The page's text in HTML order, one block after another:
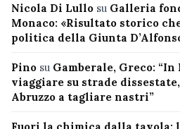
Nicola Di Lullo su Galleria
Monaco: «Risultato storico
politica della Giunta
Pino su Gamberale, Greco:
viaggiare su strade
Abruzzo a tagliare nastri”